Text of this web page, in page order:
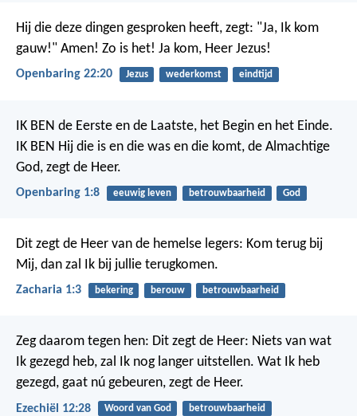
Hij die deze dingen gesproken heeft, zegt: "Ja, Ik kom
gauw!" Amen! Zo is het! Ja kom, Heer Jezus!
Openbaring 22:20 Jezus wederkomst eindtijd
IK BEN de Eerste en de Laatste, het Begin en het Einde.
IK BEN Hij die is en die was en die komt, de Almachtige
God, zegt de Heer.
Openbaring 1:8 eeuwig leven betrouwbaarheid God
Dit zegt de Heer van de hemelse legers: Kom terug bij
Mij, dan zal Ik bij jullie terugkomen.
Zacharia 1:3 bekering berouw betrouwbaarheid
Zeg daarom tegen hen: Dit zegt de Heer: Niets van wat
Ik gezegd heb, zal Ik nog langer uitstellen. Wat Ik heb
gezegd, gaat nú gebeuren, zegt de Heer.
Ezechiël 12:28 Woord van God
betrouwbaarheid